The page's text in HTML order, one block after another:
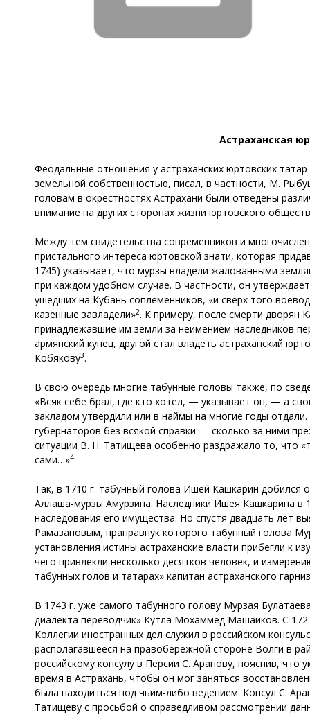
Астраханская
Феодальные отношения у астраханских юртовских
земельной собственностью, писал, в частности, М.
головам в окрестностях Астрахани были отведены
внимание на других сторонах жизни юртовского
Между тем свидетельства современников и
пристального интереса юртовской знати, которая
1745) указывает, что мурзы владели жалованными
при каждом удобном случае. В частности, он
ушедших на Кубань соплеменников, «и сверх того
казенные завладели»2. К примеру, после смерти дворян
принадлежавшие им земли за неимением наследников
армянский купец, другой стал владеть астраханский
Кобякову3.
В свою очередь многие табунные головы также, по
«Всяк себе брал, где кто хотел, — указывает он, — а
закладом утвердили или в наймы на многие годы
губернаторов без всякой справки — сколько за ними
ситуации В. Н. Татищева особенно раздражало то, что
сами…»4
Так, в 1710 г. табунный голова Ишей Кашкарин добился
Аллаша-мурзы Амурзина. Наследники Ишея Кашкарина в
наследования его имущества. Но спустя двадцать лет
Рамазановым, праправнук которого табунный голова
установления истины астраханские власти прибегли к
чего привлекли несколько десятков человек, и
табунных голов и татарах» капитан астраханского
В 1743 г. уже самого табунного голову Мурзая
диалекта переводчик» Кутла Мохаммед Машаиков. С
Коллегии иностранных дел служил в российском
располагавшееся на правобережной стороне Волги в
российскому консулу в Персии С. Арапову, пояснив, что
время в Астрахань, чтобы он мог заняться
была находиться под чьим-либо ведением. Консул С.
Татищеву с просьбой о справедливом рассмотрении